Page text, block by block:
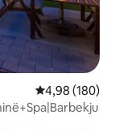
Vlerësimi
4,98 (180)